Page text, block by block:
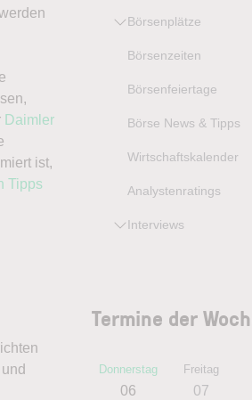
Daimler
ist,
Tipps
Börsenplätze
Börsenzeiten
Börsenfeiertage
Börse News & Tipps
Wirtschaftskalender
Analystenratings
Interviews
Termine der
Donnerstag
06
Freitag
07